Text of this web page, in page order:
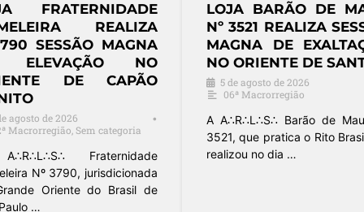
FRATERNIDADE
REALIZA
MAGNA DE
EM SÃO
agosto de 2026 •
Macrorregião
Fraternidade Acadêmica
nº 3297, filiada ao
Oriente do Brasil – São …
LOJA
HARMONIA Nº
REALIZA
MAGNA DE
NO ORIENTE DE JAÚ
3 de agosto de 2026
A A∴R∴L∴S∴ Suprema
nº 3858, jurisdicionada